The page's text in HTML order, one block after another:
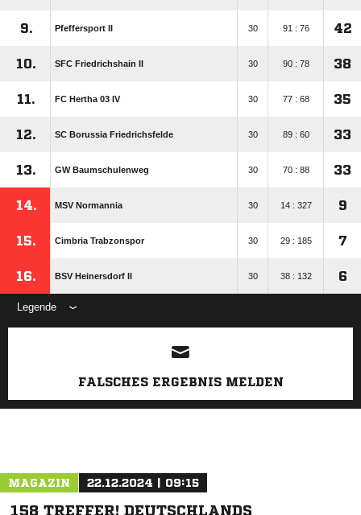
9. Pfeffersport II 30 91 : 76 42
10. SFC Friedrichshain II 30 90 : 78 38
11. FC Hertha 03 IV 30 77 : 68 35
12. SC Borussia Friedrichsfelde 30 89 : 60 33
13. GW Baumschulenweg 30 70 : 88 33
14. MSV Normannia 30 14 : 327 9
15. Cimbria Trabzonspor 30 29 : 185 7
16. BSV Heinersdorf II 30 38 : 132 6
Legende
ANZEIGE
FALSCHES ERGEBNIS MELDEN
MAGAZIN 22.12.2024 | 09:15
158 TREFFER! DEUTSCHLANDS